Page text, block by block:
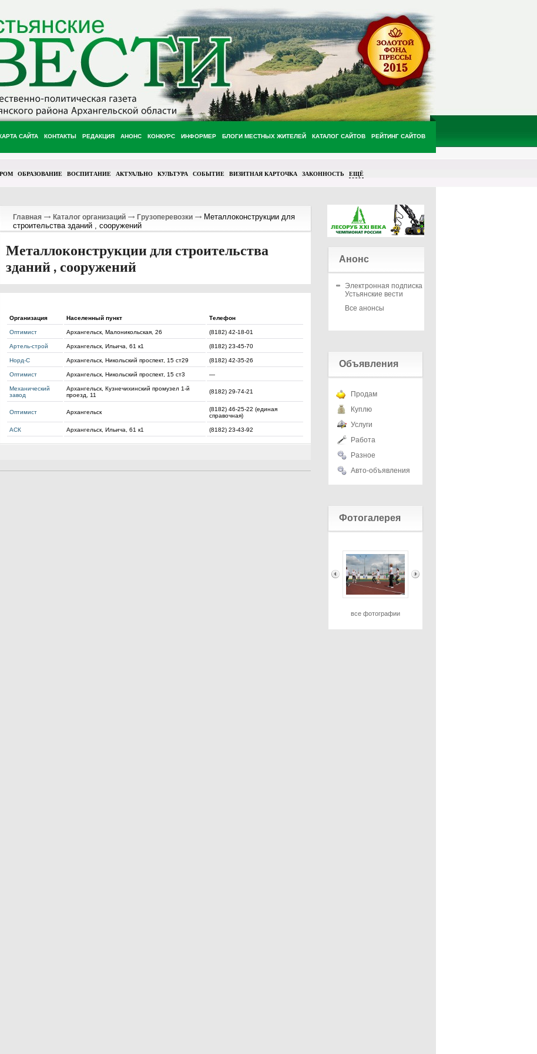
САЙТА КОНТАКТЫ РЕДАКЦИЯ АНОНС КОНКУРС ИНФОРМЕР БЛОГИ МЕСТНЫХ ЖИТЕЛЕЙ КАТАЛОГ САЙТОВ РЕЙТИНГ САЙТОВ
ОБРАЗОВАНИЕ ВОСПИТАНИЕ АКТУАЛЬНО КУЛЬТУРА СОБЫТИЕ ВИЗИТНАЯ КАРТОЧКА ЗАКОННОСТЬ ЕЩЁ
Главная Каталог организаций Грузоперевозки
Металлоконструкции для
строительства зданий , сооружений
Металлоконструкции для строительства
зданий , сооружений
Организация Населенный пункт Телефон
Оптимист Архангельск, Малоникольская, 26 (8182) 42-18-01
Артель-строй Архангельск, Ильича, 61 к1 (8182) 23-45-70
Норд-С Архангельск, Никольский проспект, 15 ст29 (8182) 42-35-26
Оптимист Архангельск, Никольский проспект, 15 ст3 —
Механический
завод
Архангельск, Кузнечихинский промузел 1-й
проезд, 11
(8182) 29-74-21
Оптимист Архангельск
(8182) 46-25-22 (единая
справочная)
АСК Архангельск, Ильича, 61 к1 (8182) 23-43-92
Анонс
Электронная подписка на
Устьянские вести
Все анонсы
Объявления
Продам
Куплю
Услуги
Работа
Разное
Авто-объявления
Фотогалерея
все фотографии